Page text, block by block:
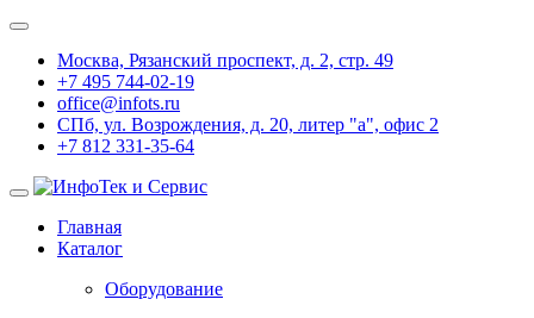
Москва, Рязанский проспект, д. 2, стр. 49
+7 495 744-02-19
office@infots.ru
СПб, ул. Возрождения, д. 20, литер "a", офис 2
+7 812 331-35-64
Главная
Каталог
Оборудование